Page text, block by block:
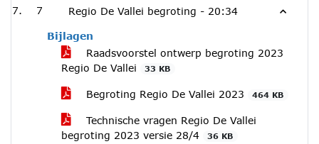
7 Regio De Vallei begroting - 20:34
Bijlagen
Raadsvoorstel ontwerp begroting 2023
Regio De Vallei
33 KB
Begroting Regio De Vallei 2023 464 KB
Technische vragen Regio De Vallei
begroting 2023 versie 28/4
36 KB